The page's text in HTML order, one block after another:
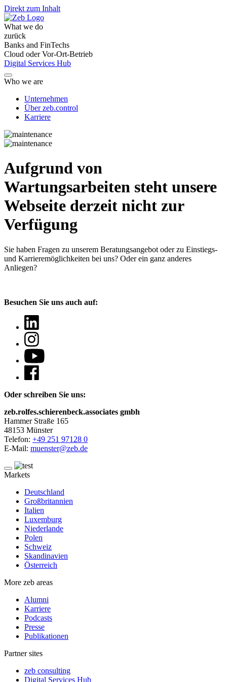
Direkt zum Inhalt
What we do
zurück
Banks and FinTechs
Cloud oder Vor-Ort-Betrieb
Digital Services Hub
Who we are
Unternehmen
Über zeb.control
Karriere
Aufgrund von
Wartungsarbeiten steht unsere
Webseite derzeit nicht zur
Verfügung
Sie haben Fragen zu unserem Beratungsangebot oder zu Einstiegs-
und Karrieremöglichkeiten bei uns? Oder ein ganz anderes
Anliegen?
Besuchen Sie uns auch auf:
Oder schreiben Sie uns:
zeb.rolfes.schierenbeck.associates gmbh
Hammer Straße 165
48153 Münster
Telefon: +49 251 97128 0
E-Mail: muenster@zeb.de
Markets
Deutschland
Großbritannien
Italien
Luxemburg
Niederlande
Polen
Schweiz
Skandinavien
Österreich
More zeb areas
Alumni
Karriere
Podcasts
Presse
Publikationen
Partner sites
zeb consulting
Digital Services Hub